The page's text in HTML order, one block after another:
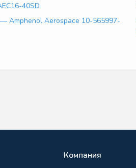
40SD
— Amphenol Aerospace 10-565997-
Компания